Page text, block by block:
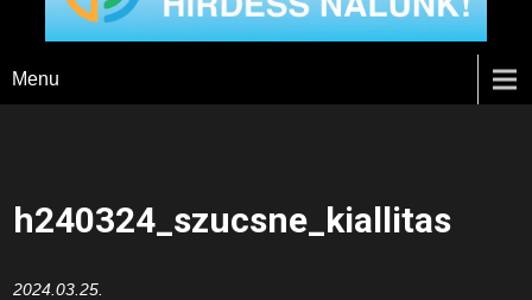
Menu
h240324_szucsne_kiallitas
2024.03.25.